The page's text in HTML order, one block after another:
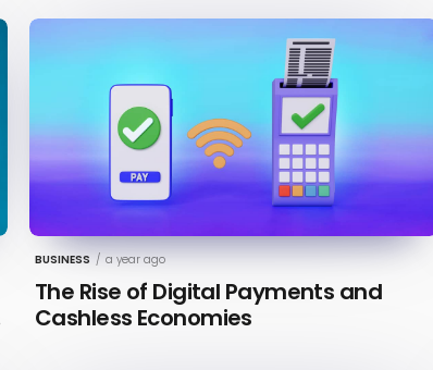
BUSINESS / a year ago
The Rise of Digital Payments and
Cashless Economies